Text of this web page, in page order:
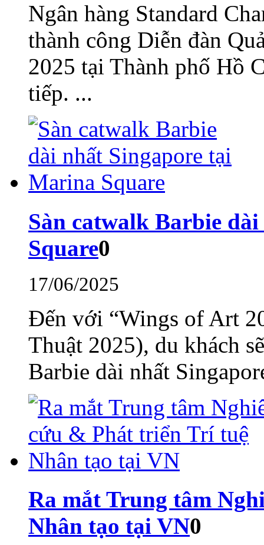
Ngân hàng Standard
thành công Diễn đàn
2025 tại Thành phố Hồ
tiếp. ...
Sàn catwalk Barbie
Square0
17/06/2025
Đến với “Wings of Art
Thuật 2025), du khách
Barbie dài nhất
Ra mắt Trung tâm
Nhân tạo tại VN0